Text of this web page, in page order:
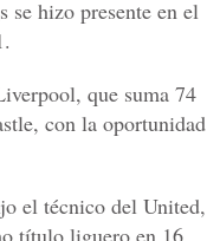
se hizo presente en el
que suma 74
con la oportunidad
el técnico del United,